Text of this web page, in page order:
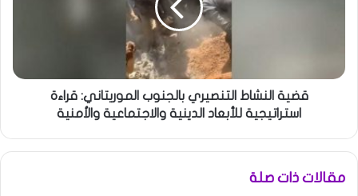
قضية النشاط التنصيري بالجنوب الموريتاني: قراءة
استراتيجية للأبعاد الدينية والاجتماعية والأمنية
مقالات ذات صلة